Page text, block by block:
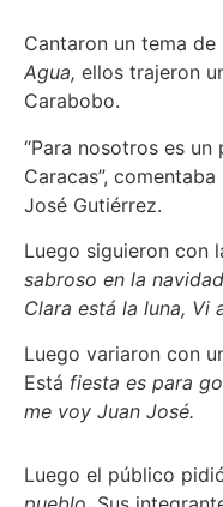
Cantaron un tema de
Agua, ellos trajeron
Carabobo.
“Para nosotros es
Caracas”, comentaba
José Gutiérrez.
Luego siguieron con
sabroso en la
Clara está la luna, Vi
Luego variaron con
Está fiesta es para
me voy Juan José.
Luego el público